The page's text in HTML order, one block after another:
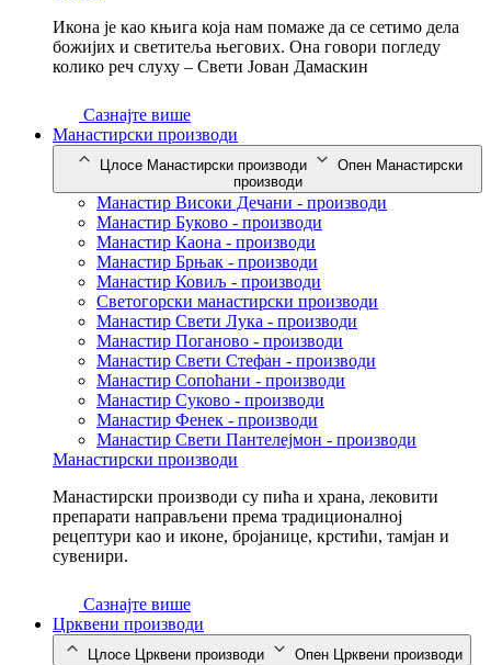
Икона је као књига која нам помаже да се сетимо дела
божијих и светитеља његових. Она говори погледу
колико реч слуху – Свети Јован Дамаскин
Сазнајте више
Манастирски производи
Цлосе Манастирски производи
Опен Манастирски
производи
Манастир Високи Дечани - производи
Манастир Буково - производи
Манастир Каона - производи
Манастир Брњак - производи
Манастир Ковиљ - производи
Светогорски манастирски производи
Манастир Свети Лука - производи
Манастир Поганово - производи
Манастир Свети Стефан - производи
Манастир Сопоћани - производи
Манастир Суково - производи
Манастир Фенек - производи
Манастир Свети Пантелејмон - производи
Манастирски производи
Манастирски производи су пића и храна, лековити
препарати направљени према традиционалној
рецептури као и иконе, бројанице, крстићи, тамјан и
сувенири.
Сазнајте више
Црквени производи
Цлосе Црквени производи Опен Црквени производи